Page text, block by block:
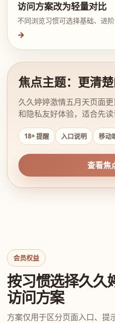
访问方案改为轻量对比
不同浏览习惯可选择基础、进阶
→
焦点主题：更清
久久婷婷激情五月天页面
和隐私友好体验，适合先读
18+ 提醒 入口说明 移动
查看焦
会员权益
按习惯选择久久
访问方案
方案仅用于区分页面入口、提